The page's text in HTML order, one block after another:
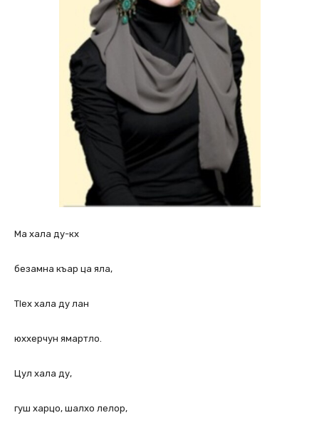
Ма хала ду-кх
безамна къар ца яла,
ТIех хала ду лан
юххерчун ямартло.
Цул хала ду,
гуш харцо, шалхо лелор,